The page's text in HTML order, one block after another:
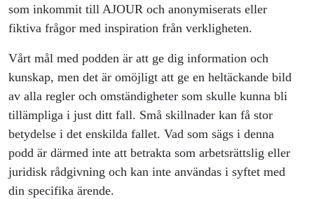
som inkommit till AJOUR och anonymiserats eller
fiktiva frågor med inspiration från verkligheten.
Vårt mål med podden är att ge dig information och
kunskap, men det är omöjligt att ge en heltäckande bild
av alla regler och omständigheter som skulle kunna bli
tillämpliga i just ditt fall. Små skillnader kan få stor
betydelse i det enskilda fallet. Vad som sägs i denna
podd är därmed inte att betrakta som arbetsrättslig eller
juridisk rådgivning och kan inte användas i syftet med
din specifika ärende.